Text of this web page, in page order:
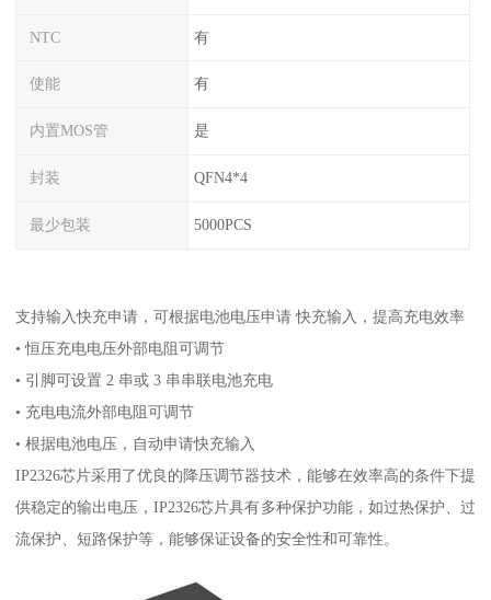
NTC 有
使能 有
内置MOS管 是
封装 QFN4*4
最少包装 5000PCS
支持输入快充申请，可根据电池电压申请 快充输入，提高充电效率
• 恒压充电电压外部电阻可调节
• 引脚可设置 2 串或 3 串串联电池充电
• 充电电流外部电阻可调节
• 根据电池电压，自动申请快充输入
IP2326芯片采用了优良的降压调节器技术，能够在效率高的条件下提
供稳定的输出电压，IP2326芯片具有多种保护功能，如过热保护、过
流保护、短路保护等，能够保证设备的安全性和可靠性。